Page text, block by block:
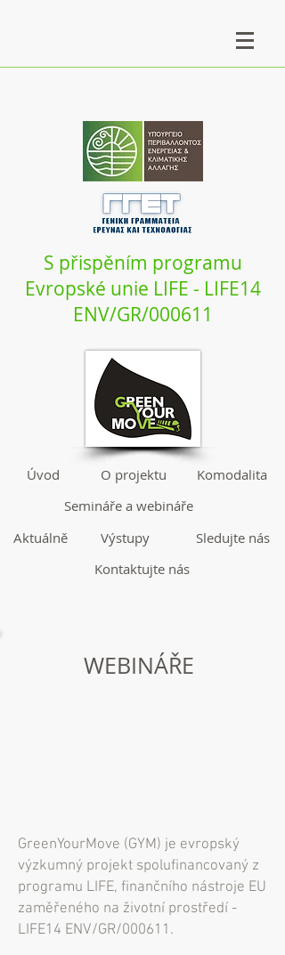
WEBINÁŘE
GreenYourMove (GYM) je evropský
výzkumný projekt spolufinancovaný z
programu LIFE, finančního nástroje EU
zaměřeného na životní prostředí -
LIFE14 ENV/GR/000611.
S přispěním programu
Evropské unie LIFE - LIFE14
ENV/GR/000611
Úvod O projektu
Komodalita
Semináře a webináře
Aktuálně
Výstupy
Sledujte nás
Kontaktujte nás